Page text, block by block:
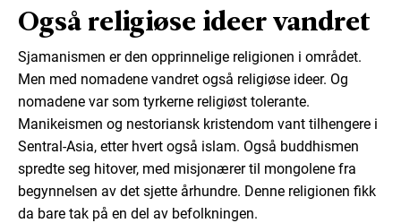
Også religiøse ideer vandret
Sjamanismen er den opprinnelige religionen i området.
Men med nomadene vandret også religiøse ideer. Og
nomadene var som tyrkerne religiøst tolerante.
Manikeismen og nestoriansk kristendom vant tilhengere i
Sentral-Asia, etter hvert også islam. Også buddhismen
spredte seg hitover, med misjonærer til mongolene fra
begynnelsen av det sjette århundre. Denne religionen fikk
da bare tak på en del av befolkningen.